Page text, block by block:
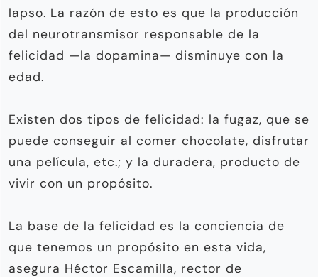
lapso. La razón de esto es que la producción
del neurotransmisor responsable de la
felicidad —la dopamina— disminuye con la
edad.
Existen dos tipos de felicidad: la fugaz, que se
puede conseguir al comer chocolate, disfrutar
una película, etc.; y la duradera, producto de
vivir con un propósito.
La base de la felicidad es la conciencia de
que tenemos un propósito en esta vida,
asegura Héctor Escamilla, rector de